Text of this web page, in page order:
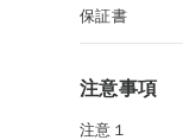
保証書
注意事項
注意１